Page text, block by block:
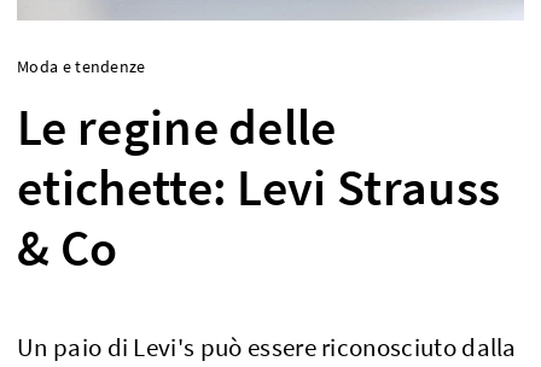
Moda e tendenze
Le regine delle
etichette: Levi Strauss
& Co
Un paio di Levi's può essere riconosciuto dalla